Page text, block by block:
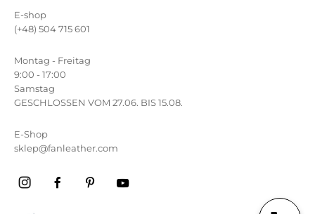
E-shop
(+48) 504 715 601
Montag - Freitag
9:00 - 17:00
Samstag
GESCHLOSSEN VOM 27.06. BIS 15.08.
E-Shop
sklep@fanleather.com